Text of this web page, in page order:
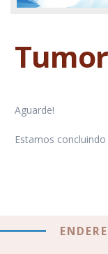
Aguarde!
Estamos